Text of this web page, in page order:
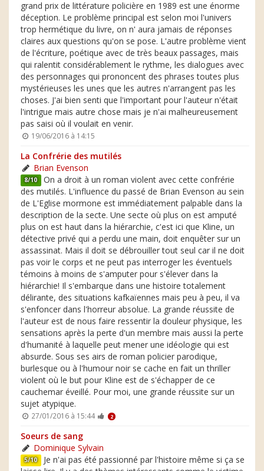
grand prix de littérature policière en 1989 est une énorme
déception. Le problème principal est selon moi l'univers
trop hermétique du livre, on n' aura jamais de réponses
claires aux questions qu'on se pose. L'autre problème vient
de l'écriture, poétique avec de très beaux passages, mais
qui ralentit considérablement le rythme, les dialogues avec
des personnages qui prononcent des phrases toutes plus
mystérieuses les unes que les autres n'arrangent pas les
choses. J'ai bien senti que l'important pour l'auteur n'était
l'intrigue mais autre chose mais je n'ai malheureusement
pas saisi où il voulait en venir.
19/06/2016 à 14:15
La Confrérie des mutilés
Brian Evenson
8/10 On a droit à un roman violent avec cette confrérie
des mutilés. L'influence du passé de Brian Evenson au sein
de L'Eglise mormone est immédiatement palpable dans la
description de la secte. Une secte où plus on est amputé
plus on est haut dans la hiérarchie, c'est ici que Kline, un
détective privé qui a perdu une main, doit enquêter sur un
assassinat. Mais il doit se débrouiller tout seul car il ne doit
pas voir le corps et ne peut pas interroger les éventuels
témoins à moins de s'amputer pour s'élever dans la
hiérarchie! Il s'embarque dans une histoire totalement
délirante, des situations kafkaïennes mais peu à peu, il va
s'enfoncer dans l'horreur absolue. La grande réussite de
l'auteur est de nous faire ressentir la douleur physique, les
sensations après la perte d'un membre mais aussi la perte
d'humanité à laquelle peut mener une idéologie qui est
absurde. Sous ses airs de roman policier parodique,
burlesque ou à l'humour noir se cache en fait un thriller
violent où le but pour Kline est de s'échapper de ce
cauchemar éveillé. Pour moi, une grande réussite sur un
sujet atypique.
27/01/2016 à 15:44 2
Soeurs de sang
Dominique Sylvain
5/10 Je n'ai pas été passionné par l'histoire même si ça se